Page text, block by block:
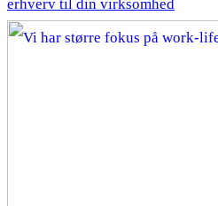
erhverv til din virksomhed